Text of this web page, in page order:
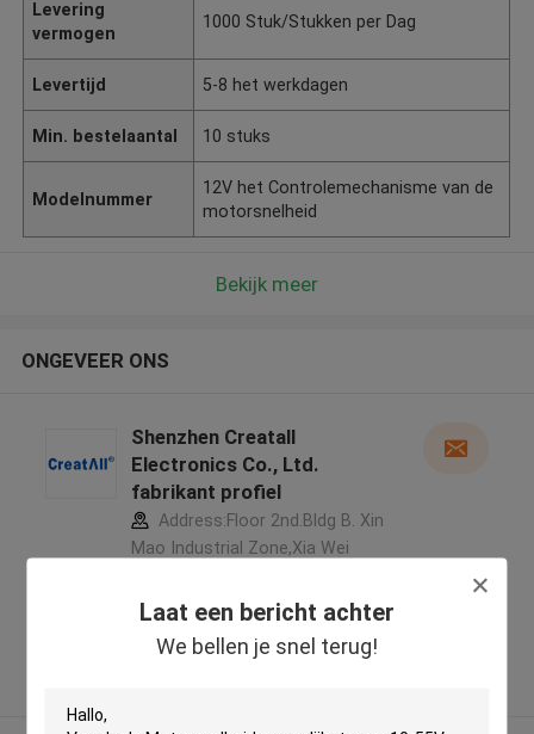
Laat een bericht achter
We bellen je snel terug!
Levering
vermogen
1000 Stuk/Stukken per Dag
Levertijd 5-8 het werkdagen
Min. bestelaantal 10 stuks
Modelnummer
12V het Controlemechanisme van de
motorsnelheid
Bekijk meer
ONGEVEER ONS
Shenzhen Creatall
Electronics Co., Ltd.
fabrikant profiel
Address:Floor 2nd.Bldg B. Xin
Mao Industrial Zone,Xia Wei
Shen Zhen City,Guang Dong
5.0